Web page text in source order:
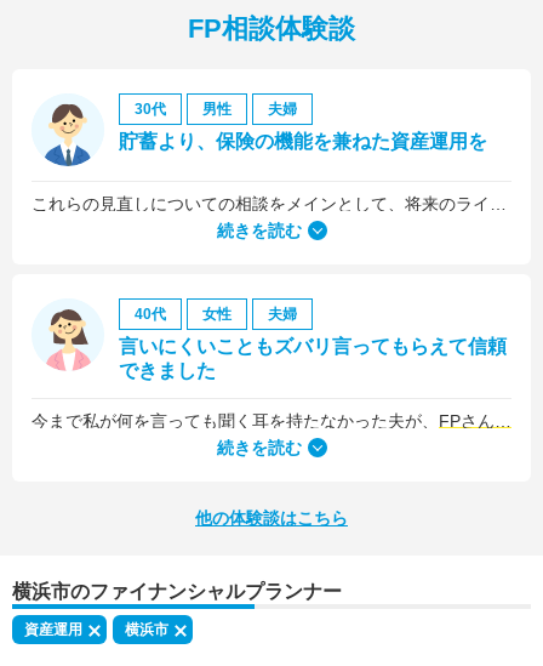
FP相談体験談
30代 男性 夫婦
貯蓄より、保険の機能を兼ねた資産運用を
続きを読む
40代 女性 夫婦
言いにくいこともズバリ言ってもらえて信頼
できました
今まで私が何を言っても聞く耳を持たなかった夫が、 FPさんの提案はプロの意見として素直に聞き入れてくれました
続きを読む
他の体験談はこちら
横浜市のファイナンシャルプランナー
資産運用 横浜市